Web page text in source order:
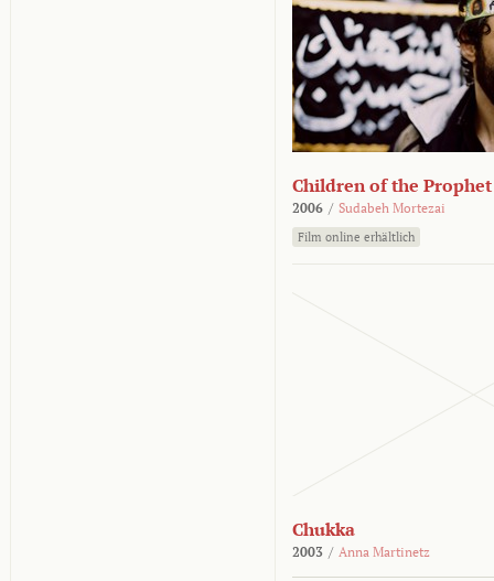
Children of the Prophet
2006 / Sudabeh Mortezai
Film online erhältlich
Chukka
2003 / Anna Martinetz